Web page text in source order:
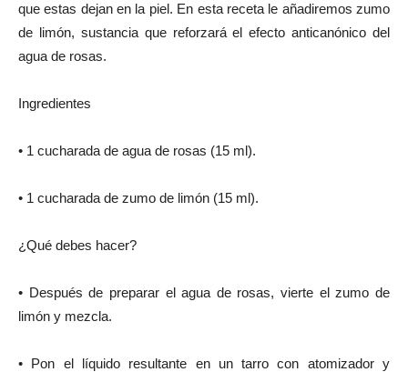
que estas dejan en la piel. En esta receta le añadiremos zumo
de limón, sustancia que reforzará el efecto anticanónico del
agua de rosas.
Ingredientes
• 1 cucharada de agua de rosas (15 ml).
• 1 cucharada de zumo de limón (15 ml).
¿Qué debes hacer?
• Después de preparar el agua de rosas, vierte el zumo de
limón y mezcla.
• Pon el líquido resultante en un tarro con atomizador y